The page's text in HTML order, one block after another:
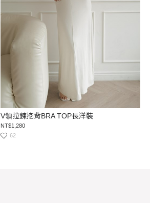
V領拉鍊挖背BRA TOP長洋裝
NT$1,280
62